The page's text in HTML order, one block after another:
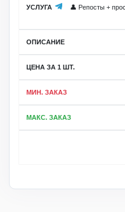
👤 Репосты +